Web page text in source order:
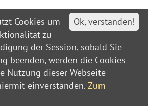
Datenschutz Barrierefreiheit Leitweg-IDs
Sitemap
Ok, verstanden!
Cookies um
zu
der Session, sobald Sie
beenden, werden die Cookies
Nutzung dieser Webseite
einverstanden. Zum